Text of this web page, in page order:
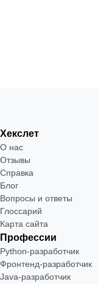
Хекслет
О нас
Отзывы
Справка
Блог
Вопросы и ответы
Глоссарий
Карта сайта
Профессии
Python-разработчик
Фронтенд-разработчик
Java-разработчик